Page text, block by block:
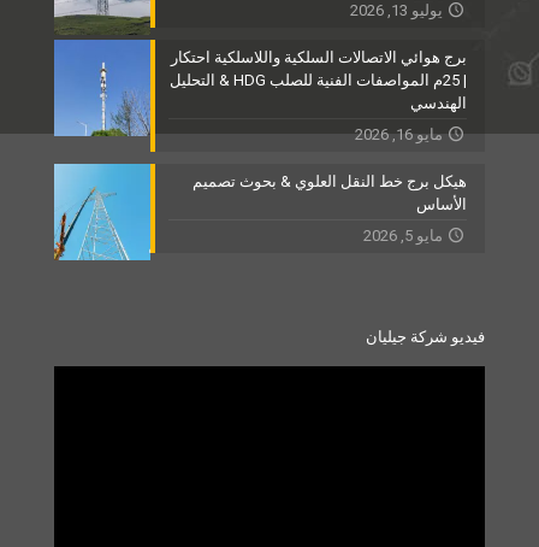
يوليو 13, 2026
برج هوائي الاتصالات السلكية واللاسلكية احتكار
| 25م المواصفات الفنية للصلب HDG & التحليل
الهندسي
مايو 16, 2026
هيكل برج خط النقل العلوي & بحوث تصميم
الأساس
مايو 5, 2026
فيديو شركة جيليان